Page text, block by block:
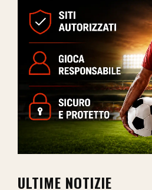
ULTIME NOTIZIE